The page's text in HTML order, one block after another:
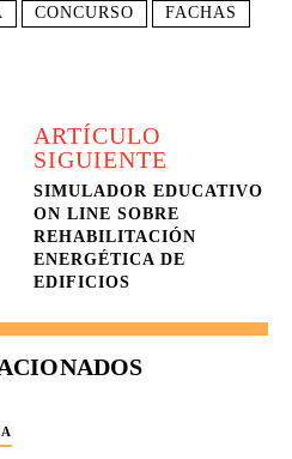
CONCURSO
FACHAS
ARTÍCULO
SIGUIENTE
SIMULADOR EDUCATIVO
ON LINE SOBRE
REHABILITACIÓN
ENERGÉTICA DE
EDIFICIOS